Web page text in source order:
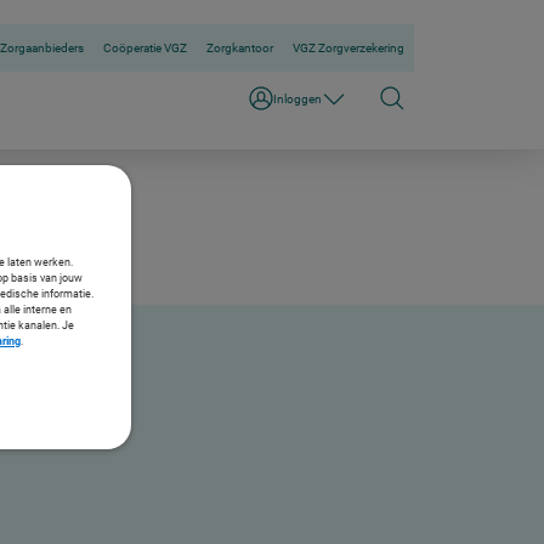
Zorgaanbieders Coöperatie VGZ Zorgkantoor VGZ Zorgverzekering
Inloggen
laten werken.
basis van jouw
informatie.
alle interne en
kanalen. Je
.